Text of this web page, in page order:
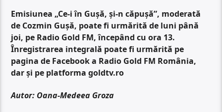
Emisiunea „Ce-i în Gușă, și-n căpușă”, moderată
de Cozmin Gușă, poate fi urmărită de luni până
joi, pe Radio Gold FM, începând cu ora 13.
Înregistrarea integrală poate fi urmărită pe
pagina de Facebook a Radio Gold FM România,
dar și pe platforma goldtv.ro
Autor: Oana-Medeea Groza